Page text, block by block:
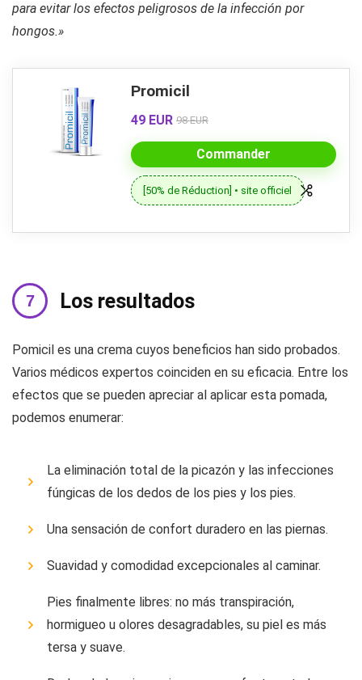
para evitar los efectos peligrosos de la infección por
hongos.»
Promicil
49 EUR 98 EUR
Commander
[50% de Réduction] • site officiel
Los resultados
Pomicil es una crema cuyos beneficios han sido probados.
Varios médicos expertos coinciden en su eficacia. Entre los
efectos que se pueden apreciar al aplicar esta pomada,
podemos enumerar:
La eliminación total de la picazón y las infecciones
fúngicas de los dedos de los pies y los pies.
Una sensación de confort duradero en las piernas.
Suavidad y comodidad excepcionales al caminar.
Pies finalmente libres: no más transpiración,
hormigueo u olores desagradables, su piel es más
tersa y suave.